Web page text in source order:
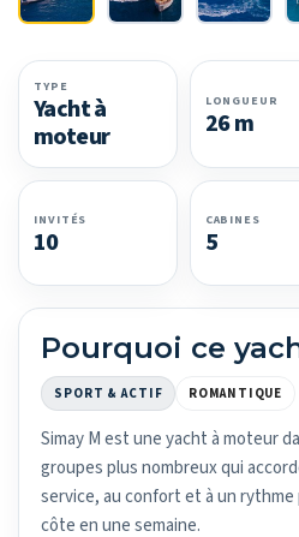
TYPE
Yacht à
moteur
LONGUEUR
26 m
INVITÉS
10
CABINES
5
Pourquoi ce
SPORT & ACTIF ROMANTIQUE
Simay M est une yacht à moteur
groupes plus nombreux qui
service, au confort et à un
côte en une semaine.